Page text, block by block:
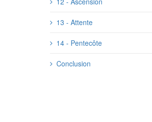
13 - Attente
14 - Pentecôte
Conclusion